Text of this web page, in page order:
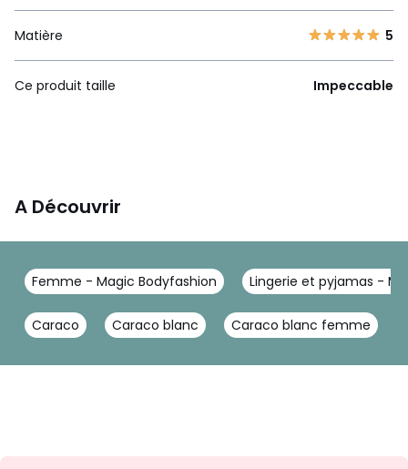
Matière 5
Ce produit taille Impeccable
A Découvrir
Femme - Magic Bodyfashion Lingerie et pyjamas -
Caraco Caraco blanc Caraco blanc femme